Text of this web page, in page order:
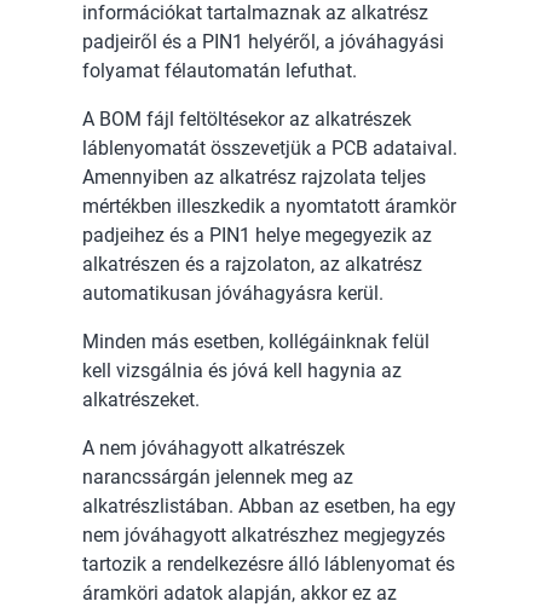
információkat tartalmaznak az alkatrész
padjeiről és a PIN1 helyéről, a jóváhagyási
folyamat félautomatán lefuthat.
A BOM fájl feltöltésekor az alkatrészek
láblenyomatát összevetjük a PCB adataival.
Amennyiben az alkatrész rajzolata teljes
mértékben illeszkedik a nyomtatott áramkör
padjeihez és a PIN1 helye megegyezik az
alkatrészen és a rajzolaton, az alkatrész
automatikusan jóváhagyásra kerül.
Minden más esetben, kollégáinknak felül
kell vizsgálnia és jóvá kell hagynia az
alkatrészeket.
A nem jóváhagyott alkatrészek
narancssárgán jelennek meg az
alkatrészlistában. Abban az esetben, ha egy
nem jóváhagyott alkatrészhez megjegyzés
tartozik a rendelkezésre álló láblenyomat és
áramköri adatok alapján, akkor ez az